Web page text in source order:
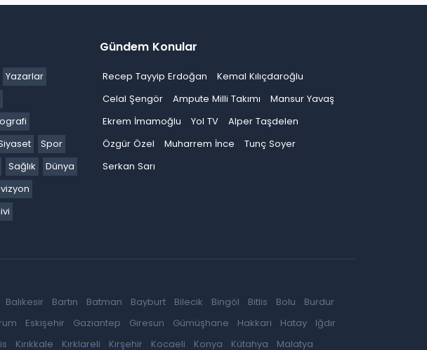
Yazarlar
Spor
Sağlık
Dünya
Gündem Konular
Recep Tayyip Erdoğan
Kemal Kılıçdaroğlu
Celal Şengör
Ampute Milli Takımı
Mansur Yavaş
Ekrem İmamoğlu
Yol TV
Alper Taşdelen
Özgür Özel
Muharrem İnce
Tunç Soyer
Serkan Sarı
Balıkesir Bartın Batman Bayburt Bilecik Bingöl Bitlis Bolu
Burdur
Eskişehir Gaziantep Giresun Gümüşhane Hakkari Hatay
Iğdır
Kırıkkale Kırklareli Kırşehir Kocaeli Konya Kütahya Malatya